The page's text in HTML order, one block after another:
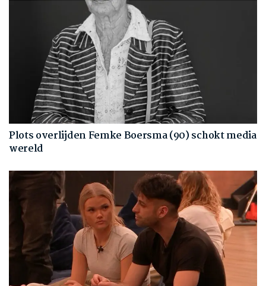
Plots overlijden Femke Boersma (90) schokt media
wereld